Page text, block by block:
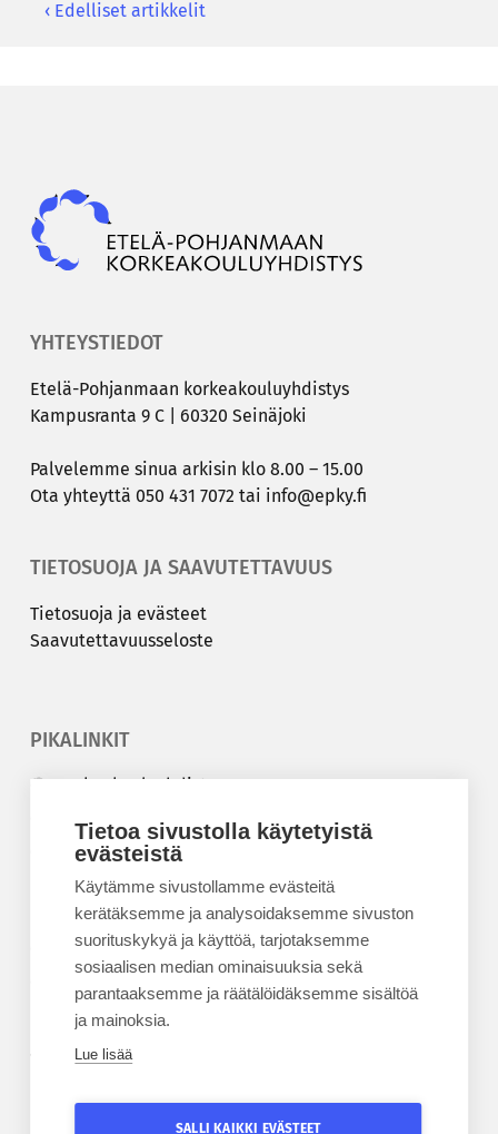
Tietoa sivustolla käytetyistä
evästeistä
Käytämme sivustollamme evästeitä
kerätäksemme ja analysoidaksemme sivuston
suorituskykyä ja käyttöä, tarjotaksemme
sosiaalisen median ominaisuuksia sekä
parantaaksemme ja räätälöidäksemme sisältöä
ja mainoksia.
Lue lisää
SALLI KAIKKI EVÄSTEET
Ar­
laus
‹ Edelliset artikkelit
YHTEYSTIEDOT
Etelä-​Pohjanmaan kor­kea­kou­lu­yh­dis­tys
Kam­pus­ran­ta 9 C | 60320 Sei­nä­jo­ki
Pal­ve­lem­me sinua ar­ki­sin klo 8.00 – 15.00
Ota yh­teyt­tä 050 431 7072 tai info@epky.fi
TIETOSUOJA JA SAAVUTETTAVUUS
Tie­to­suo­ja ja eväs­teet
Saa­vu­tet­ta­vuus­se­los­te
PIKALINKIT
Korkeakouluyhdistys
Kesäyliopisto
Epanet
BLOGIT
Kesäyliopiston blogi
TILAA UUTISKIRJE
Tilaa kesäyliopiston uutiskirje